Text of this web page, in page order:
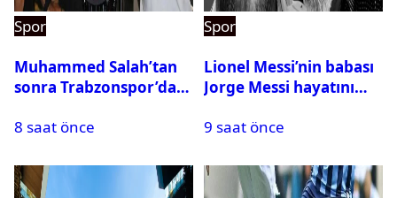
Spor
Muhammed Salah’tan
sonra Trabzonspor’dan
8 saat önce
Spor
Lionel Messi’nin babası
Jorge Messi hayatını
9 saat önce